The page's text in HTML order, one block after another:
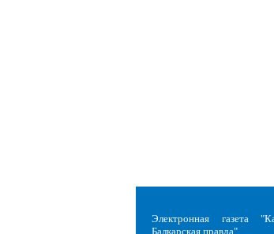
Электронная газета
Балкарская правда"